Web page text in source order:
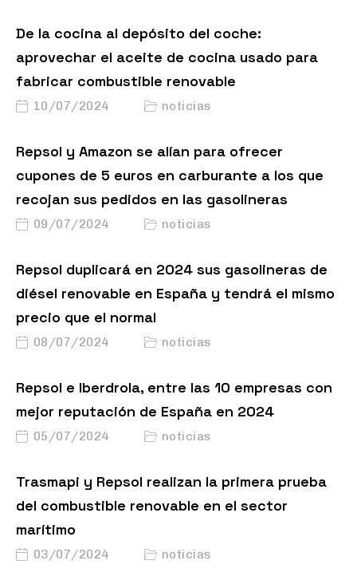
De la cocina al depósito del coche:
aprovechar el aceite de cocina usado para
fabricar combustible renovable
10/07/2024 noticias
Repsol y Amazon se alían para ofrecer
cupones de 5 euros en carburante a los que
recojan sus pedidos en las gasolineras
09/07/2024 noticias
Repsol duplicará en 2024 sus gasolineras de
diésel renovable en España y tendrá el mismo
precio que el normal
08/07/2024 noticias
Repsol e Iberdrola, entre las 10 empresas con
mejor reputación de España en 2024
05/07/2024 noticias
Trasmapi y Repsol realizan la primera prueba
del combustible renovable en el sector
marítimo
03/07/2024 noticias